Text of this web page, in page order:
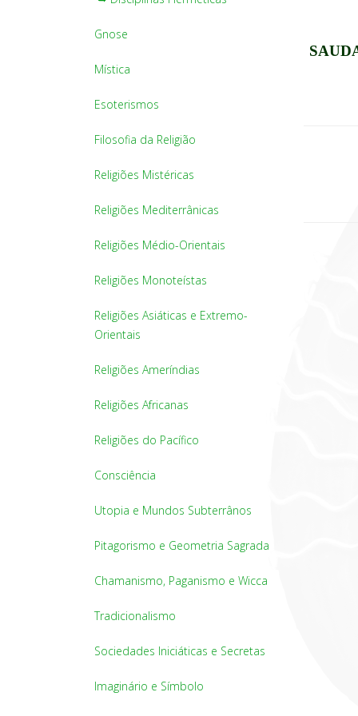
Gnose
Mística
Esoterismos
Filosofia da Religião
Religiões Mistéricas
Religiões Mediterrânicas
Religiões Médio-Orientais
Religiões Monoteístas
Religiões Asiáticas e Extremo-
Orientais
Religiões Ameríndias
Religiões Africanas
Religiões do Pacífico
Consciência
Utopia e Mundos Subterrânos
Pitagorismo e Geometria Sagrada
Chamanismo, Paganismo e Wicca
Tradicionalismo
Sociedades Iniciáticas e Secretas
Imaginário e Símbolo